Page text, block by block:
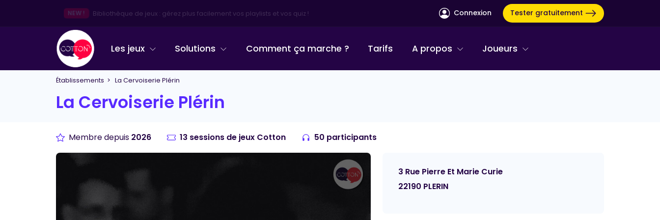
👋Besoin d'une info, d'un conseil ? Echangeons directement ! Connexion Tester gratuitement
Les jeux Solutions Comment ça marche ? Tarifs A propos Joueurs
Établissements > La Cervoiserie Plérin
La Cervoiserie Plérin
Membre depuis 2026 13 sessions de jeux Cotton 50 participants
3 Rue Pierre Et Marie Curie
22190 PLERIN